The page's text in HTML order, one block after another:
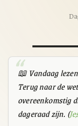
📖 Vandaag
Terug naar de
overeenkomstig
dageraad zijn. (